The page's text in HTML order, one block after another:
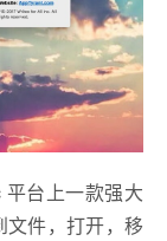
台上一款强大
件，打开，移